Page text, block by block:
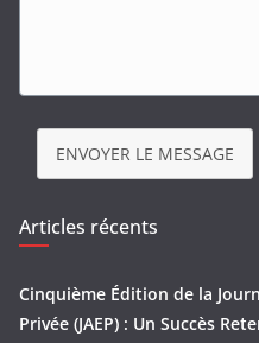
ENVOYER LE MESSAGE
Articles récents
Cinquième Édition de la
Privée (JAEP) : Un Succès